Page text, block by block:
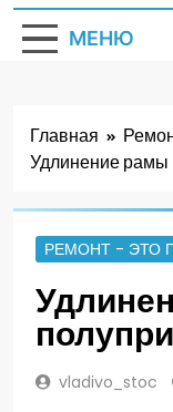
МЕНЮ
Главная
Удлинение рамы
РЕМОНТ - ЭТО
vladivo_stoc